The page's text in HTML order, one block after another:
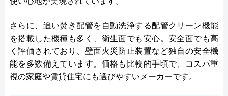
さらに、追い焚き配管を自動洗浄する配管クリーン機能
を搭載した機種も多く、衛生面でも安心。安全面でも高
く評価されており、壁面火災防止装置など独自の安全機
能を多数備えています。価格も比較的手頃で、コスパ重
視の家庭や賃貸住宅にも選びやすいメーカーです。